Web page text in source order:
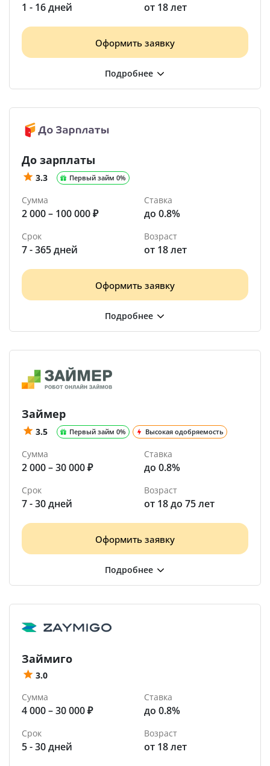
1 - 16 дней от 18 лет
Оформить заявку
До зарплаты
3.3 Первый займ 0%
Сумма
2 000 – 100 000 ₽
Ставка
до 0.8%
Срок
7 - 365 дней
Возраст
от 18 лет
Оформить заявку
Займер
3.5 Первый займ 0% Высокая одобряемость
Сумма
2 000 – 30 000 ₽
Ставка
до 0.8%
Срок
7 - 30 дней
Возраст
от 18 до 75 лет
Оформить заявку
Займиго
3.0
Сумма
4 000 – 30 000 ₽
Ставка
до 0.8%
Срок
5 - 30 дней
Возраст
от 18 лет